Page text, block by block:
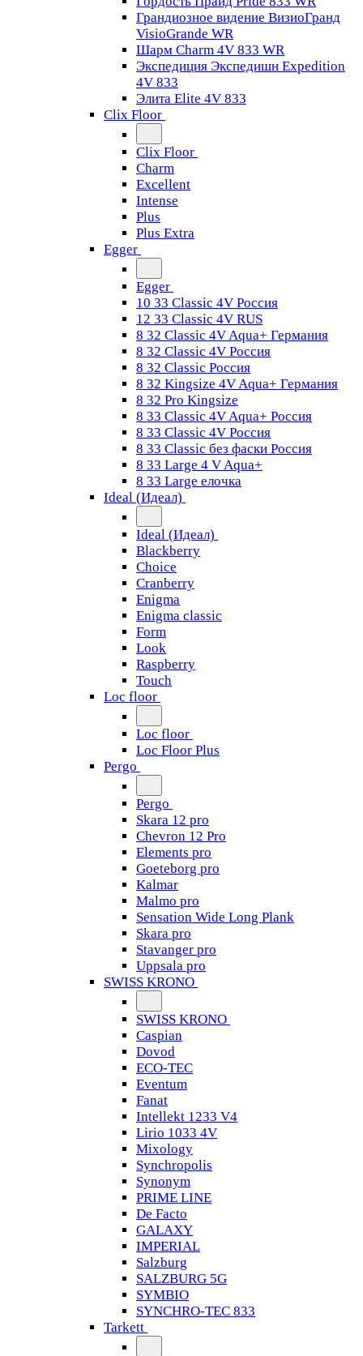
Грандиозное видение ВизиоГранд
VisioGrande WR
Шарм Charm 4V 833 WR
Экспедиция Экспедишн Expedition
4V 833
Элита Elite 4V 833
Clix Floor
Clix Floor
Charm
Excellent
Intense
Plus
Plus Extra
Egger
Egger
10 33 Classic 4V Россия
12 33 Classic 4V RUS
8 32 Classic 4V Aqua+ Германия
8 32 Classic 4V Россия
8 32 Classic Россия
8 32 Kingsize 4V Aqua+ Германия
8 32 Pro Kingsize
8 33 Classic 4V Aqua+ Россия
8 33 Classic 4V Россия
8 33 Classic без фаски Россия
8 33 Large 4 V Aqua+
8 33 Large елочка
Ideal (Идеал)
Ideal (Идеал)
Blackberry
Choice
Cranberry
Enigma
Enigma classic
Form
Look
Raspberry
Touch
Loc floor
Loc floor
Loc Floor Plus
Pergo
Pergo
Skara 12 pro
Chevron 12 Pro
Elements pro
Goeteborg pro
Kalmar
Malmo pro
Sensation Wide Long Plank
Skara pro
Stavanger pro
Uppsala pro
SWISS KRONO
SWISS KRONO
Caspian
Dovod
ECO-TEC
Eventum
Fanat
Intellekt 1233 V4
Lirio 1033 4V
Mixology
Synchropolis
Synonym
PRIME LINE
De Facto
GALAXY
IMPERIAL
Salzburg
SALZBURG 5G
SYMBIO
SYNCHRO-TEC 833
Tarkett